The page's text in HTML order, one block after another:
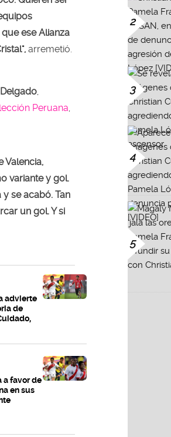
ese Alianza
arremetió.
Peruana
Valencia,
variante y gol.
se acabó. Tan
un gol. Y si
advierte
de
a favor de
en sus
2
3
4
5